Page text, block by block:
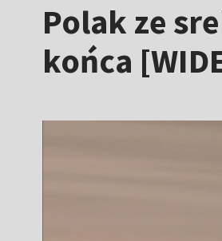
Polak ze
końca